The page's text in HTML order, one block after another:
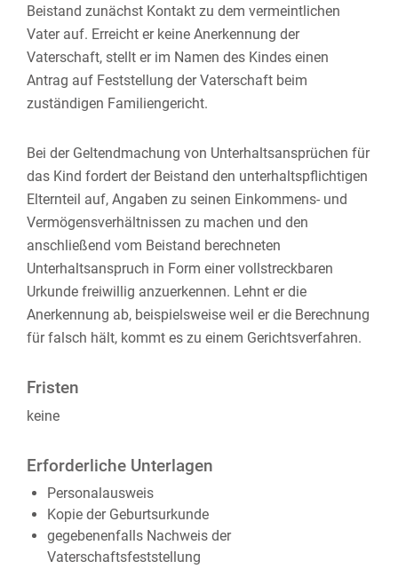
Beistand zunächst Kontakt zu dem vermeintlichen
Vater auf. Erreicht er keine Anerkennung der
Vaterschaft, stellt er im Namen des Kindes einen
Antrag auf Feststellung der Vaterschaft beim
zuständigen Familiengericht.
Bei der Geltendmachung von Unterhaltsansprüchen für
das Kind fordert der Beistand den unterhaltspflichtigen
Elternteil auf, Angaben zu seinen Einkommens- und
Vermögensverhältnissen zu machen und den
anschließend vom Beistand berechneten
Unterhaltsanspruch in Form einer vollstreckbaren
Urkunde freiwillig anzuerkennen. Lehnt er die
Anerkennung ab, beispielsweise weil er die Berechnung
für falsch hält, kommt es zu einem Gerichtsverfahren.
Fristen
keine
Erforderliche Unterlagen
Personalausweis
Kopie der Geburtsurkunde
gegebenenfalls Nachweis der
Vaterschaftsfeststellung